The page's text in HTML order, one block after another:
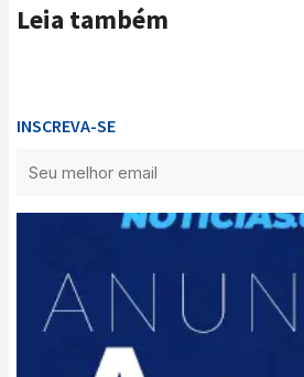
Leia também
INSCREVA-SE